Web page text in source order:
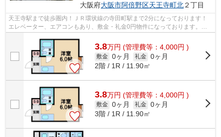
大阪府大阪市阿倍野区天王寺町北２丁目
天王寺駅まで徒歩圏内！ＪＲ環状線の寺田町駅まで2分になっております！
エレベーター、エアコンもあり、敷金・礼金0円物件になっております。
■□■□■□■□■□■□■□■□■□■□■□■□■□■□■□■□■□■...
3.8万円 (管理費等：4,000円 )
敷金 0ヶ月 礼金 0ヶ月
2階 / 1R / 11.90㎡
3.8万円 (管理費等：4,000円 )
敷金 0ヶ月 礼金 0ヶ月
3階 / 1R / 11.90㎡